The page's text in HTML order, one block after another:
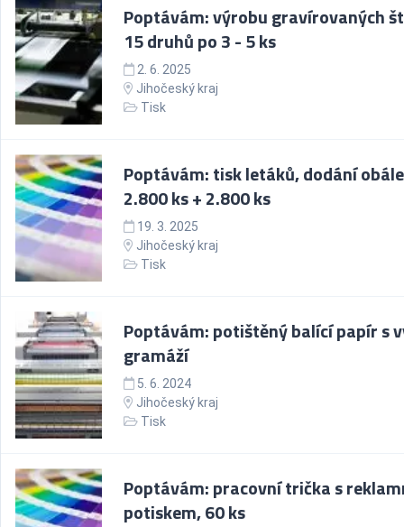
Poptávám: výrobu gravírovaných
15 druhů po 3 - 5 ks
2. 6. 2025
Jihočeský kraj
Tisk
Poptávám: tisk letáků, dodání
2.800 ks + 2.800 ks
19. 3. 2025
Jihočeský kraj
Tisk
Poptávám: potištěný balící papír s
gramáží
5. 6. 2024
Jihočeský kraj
Tisk
Poptávám: pracovní trička s
potiskem, 60 ks